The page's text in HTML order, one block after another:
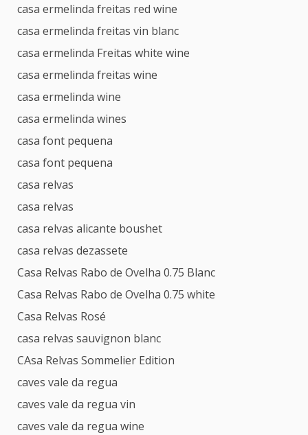
casa ermelinda freitas red wine
casa ermelinda freitas vin blanc
casa ermelinda Freitas white wine
casa ermelinda freitas wine
casa ermelinda wine
casa ermelinda wines
casa font pequena
casa font pequena
casa relvas
casa relvas
casa relvas alicante boushet
casa relvas dezassete
Casa Relvas Rabo de Ovelha 0.75 Blanc
Casa Relvas Rabo de Ovelha 0.75 white
Casa Relvas Rosé
casa relvas sauvignon blanc
CAsa Relvas Sommelier Edition
caves vale da regua
caves vale da regua vin
caves vale da regua wine